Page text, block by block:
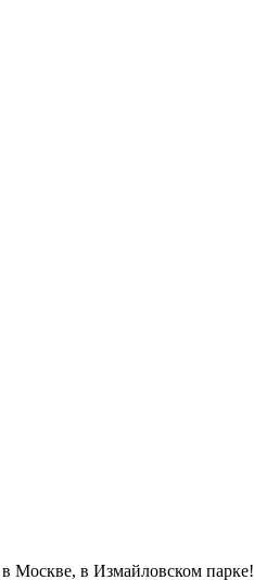
Москве, в Измайловском парке!